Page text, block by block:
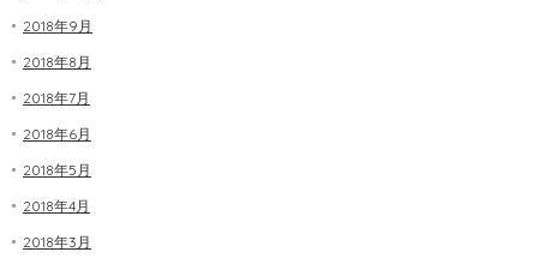
2018年9月
2018年8月
2018年7月
2018年6月
2018年5月
2018年4月
2018年3月